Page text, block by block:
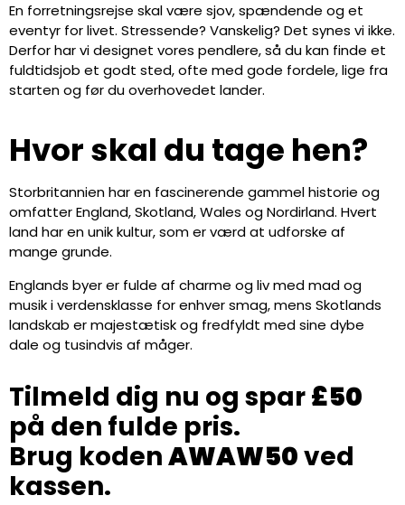
En forretningsrejse skal være sjov, spændende og et
eventyr for livet. Stressende? Vanskelig? Det synes vi ikke.
Derfor har vi designet vores pendlere, så du kan finde et
fuldtidsjob et godt sted, ofte med gode fordele, lige fra
starten og før du overhovedet lander.
Hvor skal du tage hen?
Storbritannien har en fascinerende gammel historie og
omfatter England, Skotland, Wales og Nordirland. Hvert
land har en unik kultur, som er værd at udforske af
mange grunde.
Englands byer er fulde af charme og liv med mad og
musik i verdensklasse for enhver smag, mens Skotlands
landskab er majestætisk og fredfyldt med sine dybe
dale og tusindvis af måger.
Tilmeld dig nu og spar£50
på den fulde pris.
Brug kodenAWAW50ved
kassen.